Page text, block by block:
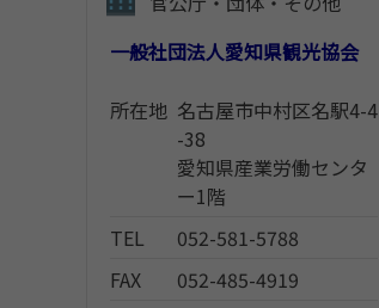
一般社団法人愛知県観光協会
所在地 名古屋市中村区名駅4-4
-38
愛知県産業労働センタ
ー1階
TEL
052-581-5788
FAX
052-485-4919